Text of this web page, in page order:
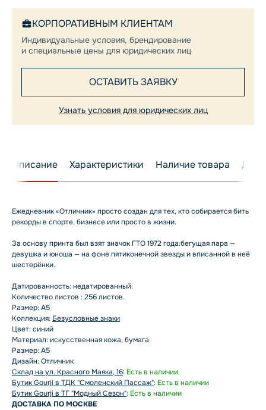
КОРПОРАТИВНЫМ КЛИЕНТАМ
Индивидуальные условия, брендирование
и специальные цены для юридических лиц
ОСТАВИТЬ ЗАЯВКУ
Узнать условия для юридических лиц
Описание Характеристики Наличие товара
Ежедневник «Отличник» просто создан для тех, кто собирается бить
рекорды в спорте, бизнесе или просто в жизни.
За основу принта был взят значок ГТО 1972 года:бегущая пара —
девушка и юноша — на фоне пятиконечной звезды и вписанной в неё
шестерёнки.
Датированность: недатированный.
Количество листов : 256 листов.
Размер: A5
Коллекция: Безусловные знаки
Цвет: синий
Материал: искусственная кожа, бумага
Размер: А5
Дизайн: Отличник
Склад на ул. Красного Маяка, 16: Есть в наличии
Бутик Gourji в ТДК "Смоленский Пассаж": Есть в наличии
Бутик Gourji в ТГ "Модный Сезон": Есть в наличии
ДОСТАВКА ПО МОСКВЕ